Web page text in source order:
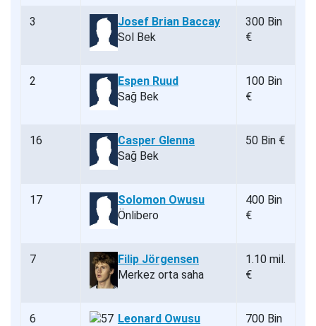
3
Josef Brian Baccay
Sol Bek
300 Bin
€
2
Espen Ruud
Sağ Bek
100 Bin
€
16
Casper Glenna
Sağ Bek
50 Bin €
17
Solomon Owusu
Önlibero
400 Bin
€
7
Filip Jörgensen
Merkez orta saha
1.10 mil.
€
6
Leonard Owusu
700 Bin